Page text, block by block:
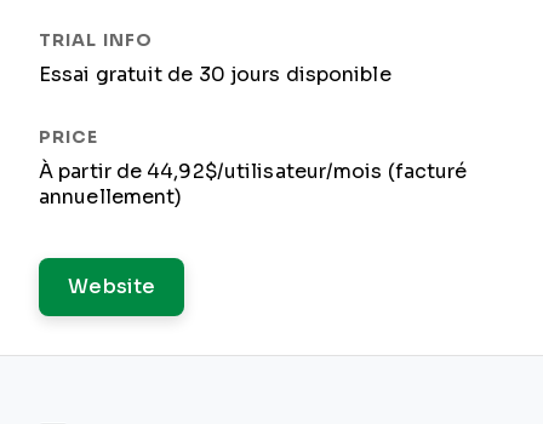
Essai gratuit de 30 jours disponible
À partir de 44,92$/utilisateur/mois (facturé
annuellement)
Website